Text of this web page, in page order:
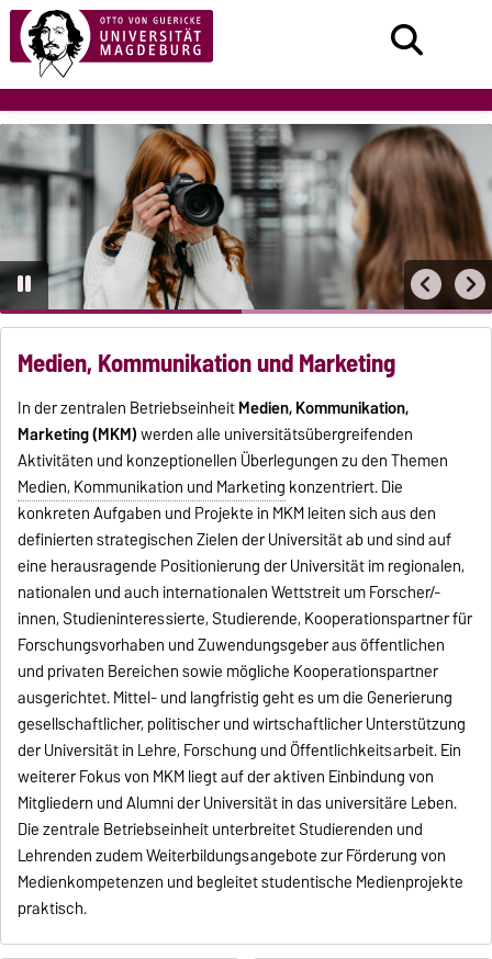
Medien, Kommunikation und Marketing
In der zentralen BetriebseinheitMedien, Kommunikation,
Marketing (MKM)werden alle universitätsübergreifenden
Aktivitäten und konzeptionellen Überlegungen zu den Themen
Medien, Kommunikation und Marketing konzentriert. Die
konkreten Aufgaben und Projekte in MKM leiten sich aus den
definierten strategischen Zielen der Universität ab und sind auf
eine herausragende Positionierung der Universität im regionalen,
nationalen und auch internationalen Wettstreit um Forscher/-
innen, Studieninteressierte, Studierende, Kooperationspartner für
Forschungsvorhaben und Zuwendungsgeber aus öffentlichen
und privaten Bereichen sowie mögliche Kooperationspartner
ausgerichtet. Mittel- und langfristig geht es um die Generierung
gesellschaftlicher, politischer und wirtschaftlicher Unterstützung
der Universität in Lehre, Forschung und Öffentlichkeitsarbeit. Ein
weiterer Fokus von MKM liegt auf der aktiven Einbindung von
Mitgliedern und Alumni der Universität in das universitäre Leben.
Die zentrale Betriebseinheit unterbreitet Studierenden und
Lehrenden zudem Weiterbildungsangebote zur Förderung von
Medienkompetenzen und begleitet studentische Medienprojekte
praktisch.